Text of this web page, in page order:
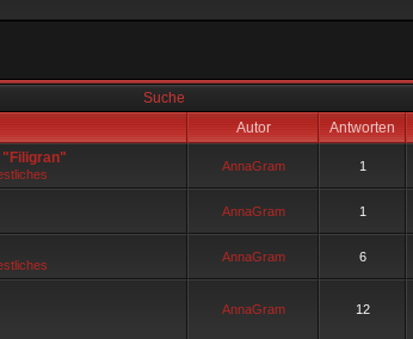
Suche
Autor Antworten
"Filigran"
AnnaGram 1
AnnaGram 1
AnnaGram 6
AnnaGram 12